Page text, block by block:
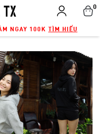
NGAY 100K TÌM HIỂU
0